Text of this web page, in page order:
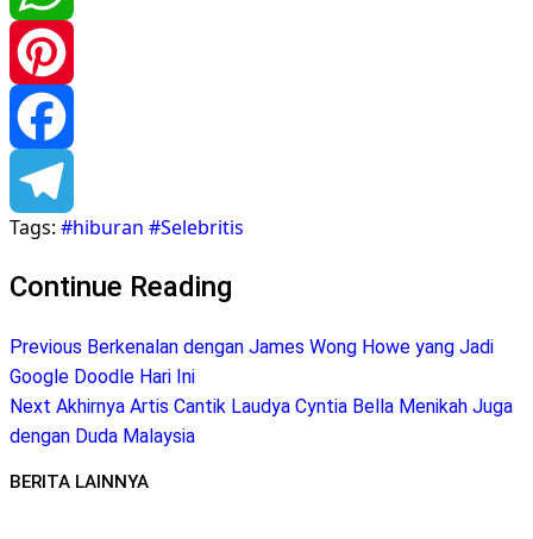
WhatsApp
Pinterest
Facebook
Telegram
Tags: #hiburan #Selebritis
Continue Reading
Previous Berkenalan dengan James Wong Howe yang Jadi
Google Doodle Hari Ini
Next Akhirnya Artis Cantik Laudya Cyntia Bella Menikah Juga
dengan Duda Malaysia
BERITA LAINNYA